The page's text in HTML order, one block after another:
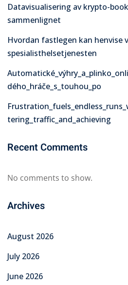
Datavisualisering av krypto-
sammenlignet
Hvordan fastlegen kan henvise
spesialisthelsetjenesten
dého_hráče_s_touhou_po
tering_traffic_and_achieving
Recent Comments
No comments to show.
Archives
August 2026
July 2026
June 2026